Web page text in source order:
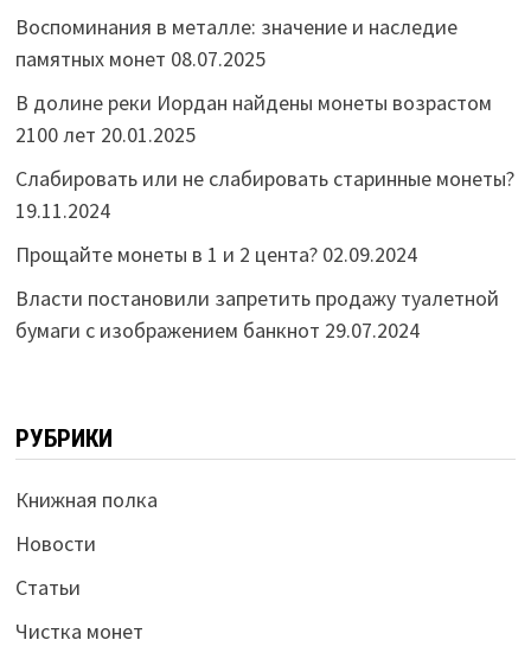
Воспоминания в металле: значение и наследие
памятных монет 08.07.2025
В долине реки Иордан найдены монеты возрастом
2100 лет 20.01.2025
Слабировать или не слабировать старинные монеты?
19.11.2024
Прощайте монеты в 1 и 2 цента? 02.09.2024
Власти постановили запретить продажу туалетной
бумаги с изображением банкнот 29.07.2024
РУБРИКИ
Книжная полка
Новости
Статьи
Чистка монет